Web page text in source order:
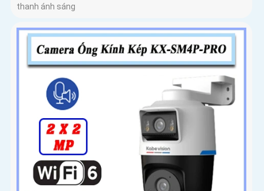
thanh ánh sáng